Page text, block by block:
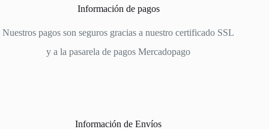
Información de pagos
Nuestros pagos son seguros gracias a nuestro certificado SSL
y a la pasarela de pagosMercadopago
Información de Envíos